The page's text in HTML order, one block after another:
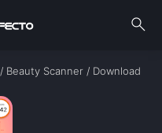
search
/ Beauty Scanner/ Download